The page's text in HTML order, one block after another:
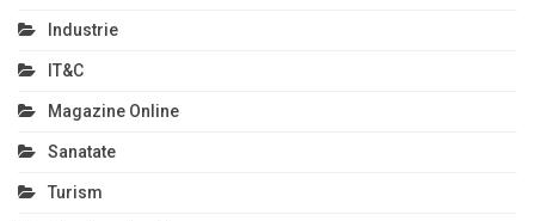
Industrie
IT&C
Magazine Online
Sanatate
Turism